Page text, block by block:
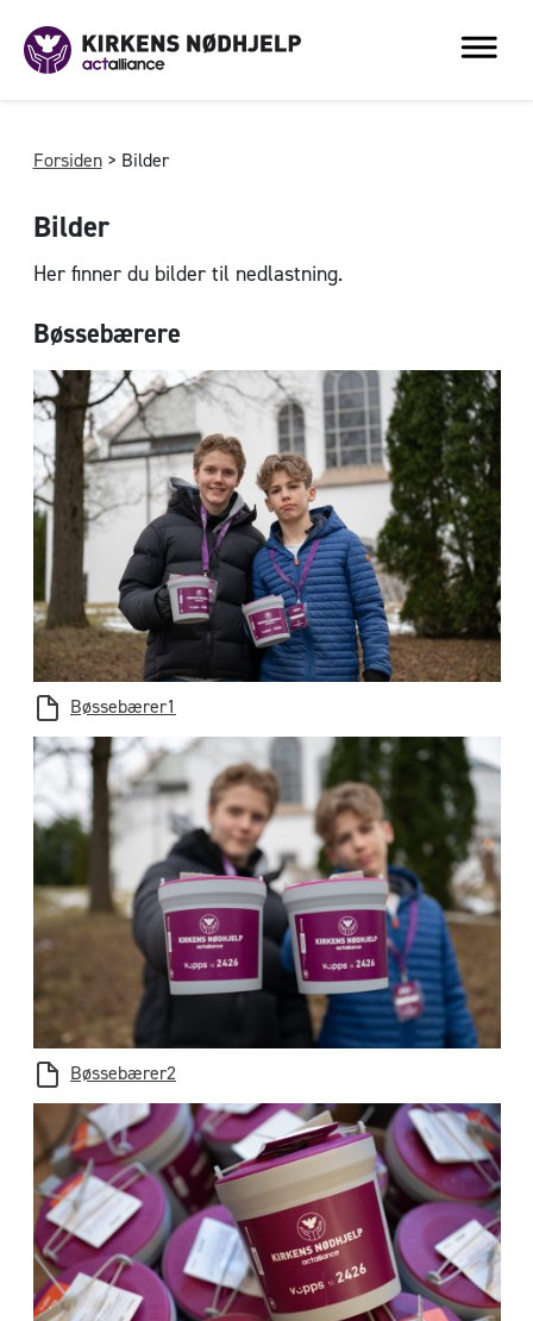
Forsiden > Bilder
Bilder
Her finner du bilder til nedlastning.
Bøssebærere
Bøssebærer1
Bøssebærer2